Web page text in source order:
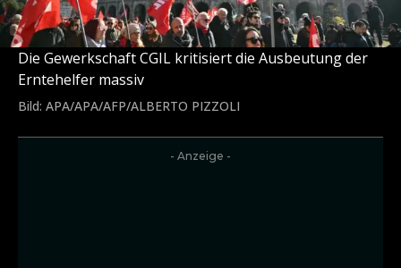
Die Gewerkschaft CGIL kritisiert die Ausbeutung der
Erntehelfer massiv
Bild: APA/APA/AFP/ALBERTO PIZZOLI
- Anzeige -